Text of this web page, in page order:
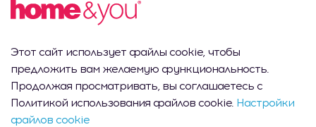
Port Mall -
Кишинев, ул.
42/6
22:00
Этот сайт использует файлы cookie, чтобы
предложить вам желаемую функциональность.
Продолжая просматривать, вы соглашаетесь с
Политикой использования файлов cookie. Настройки
файлов cookie